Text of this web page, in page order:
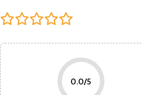
0.0/5